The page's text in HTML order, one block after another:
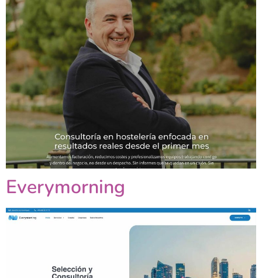
Everymorning